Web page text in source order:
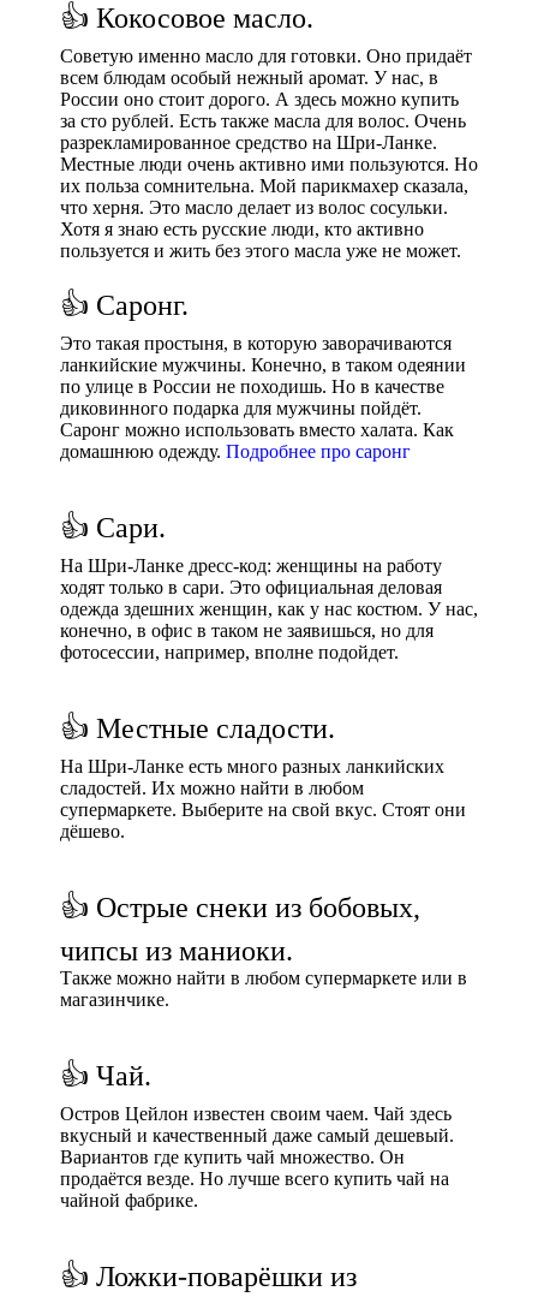
👍 Кокосовое масло.
Советую именно масло для готовки. Оно придаёт
всем блюдам особый нежный аромат. У нас, в
России оно стоит дорого. А здесь можно купить
за сто рублей. Есть также масла для волос. Очень
разрекламированное средство на Шри-Ланке.
Местные люди очень активно ими пользуются. Но
их польза сомнительна. Мой парикмахер сказала,
что херня. Это масло делает из волос сосульки.
Хотя я знаю есть русские люди, кто активно
пользуется и жить без этого масла уже не может.
👍 Саронг.
Это такая простыня, в которую заворачиваются
ланкийские мужчины. Конечно, в таком одеянии
по улице в России не походишь. Но в качестве
диковинного подарка для мужчины пойдёт.
Саронг можно использовать вместо халата. Как
домашнюю одежду. Подробнее про саронг
👍 Сари.
На Шри-Ланке дресс-код: женщины на работу
ходят только в сари. Это официальная деловая
одежда здешних женщин, как у нас костюм. У нас,
конечно, в офис в таком не заявишься, но для
фотосессии, например, вполне подойдет.
👍 Местные сладости.
На Шри-Ланке есть много разных ланкийских
сладостей. Их можно найти в любом
супермаркете. Выберите на свой вкус. Стоят они
дёшево.
👍 Острые снеки из бобовых,
чипсы из маниоки.
Также можно найти в любом супермаркете или в
магазинчике.
👍 Чай.
Остров Цейлон известен своим чаем. Чай здесь
вкусный и качественный даже самый дешевый.
Вариантов где купить чай множество. Он
продаётся везде. Но лучше всего купить чай на
чайной фабрике.
👍 Ложки-поварёшки из